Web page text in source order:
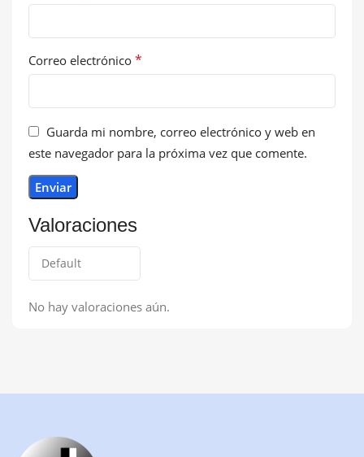
Valoraciones
No hay valoraciones aún.
Correo electrónico *
Guarda mi nombre, correo electrónico y web en
este navegador para la próxima vez que comente.